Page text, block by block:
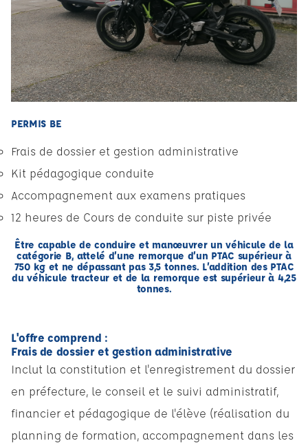
PERMIS BE
Frais de dossier et gestion administrative
Kit pédagogique conduite
Accompagnement aux examens pratiques
12 heures de Cours de conduite sur piste privée
Être capable de conduire et manœuvrer un véhicule de la
catégorie B, attelé d’une remorque d’un PTAC supérieur à
750 kg et ne dépassant pas 3,5 tonnes. L’addition des PTAC
du véhicule tracteur et de la remorque est supérieur à 4,25
tonnes.
L'offre comprend :
Frais de dossier et gestion administrative
Inclut la constitution et l'enregistrement du dossier
en préfecture, le conseil et le suivi administratif,
financier et pédagogique de l'élève (réalisation du
planning de formation, accompagnement dans les